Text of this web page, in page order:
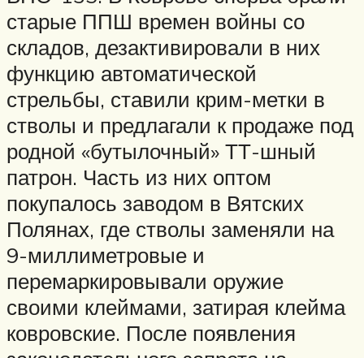
старые ППШ времен войны со
складов, дезактивировали в них
функцию автоматической
стрельбы, ставили крим-метки в
стволы и предлагали к продаже под
родной «бутылочный» ТТ-шный
патрон. Часть из них оптом
покупалось заводом в Вятских
Полянах, где стволы заменяли на
9-миллиметровые и
перемаркировывали оружие
своими клеймами, затирая клейма
ковровские. После появления